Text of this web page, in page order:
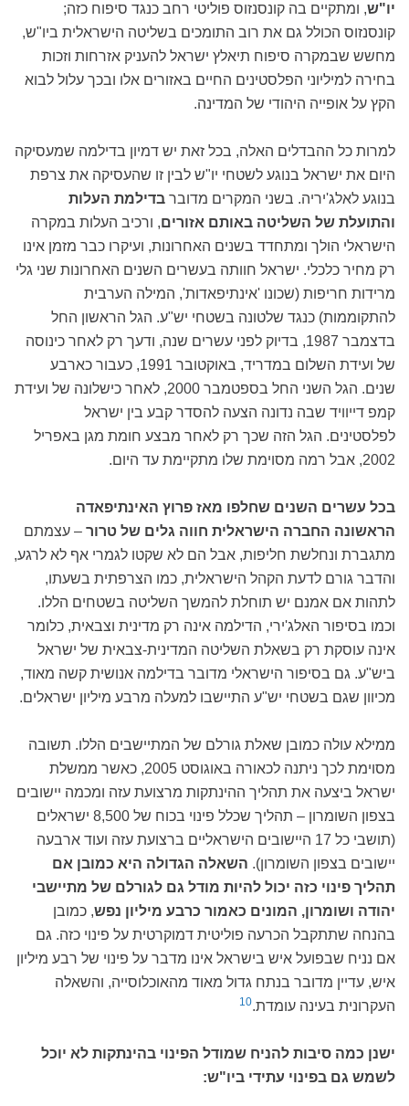
יו"ש, ומתקיים בה קונסנזוס פוליטי רחב כנגד סיפוח כזה;
קונסנזוס הכולל גם את רוב התומכים בשליטה הישראלית ביו"ש,
מחשש שבמקרה סיפוח תיאלץ ישראל להעניק אזרחות וזכות
בחירה למיליוני הפלסטינים החיים באזורים אלו ובכך עלול לבוא
הקץ על אופייה היהודי של המדינה.
למרות כל ההבדלים האלה, בכל זאת יש דמיון בדילמה שמעסיקה
היום את ישראל בנוגע לשטחי יו"ש לבין זו שהעסיקה את צרפת
בנוגע לאלג'יריה. בשני המקרים מדובר בדילמת העלות
והתועלת של השליטה באותם אזורים, ורכיב העלות במקרה
הישראלי הולך ומתחדד בשנים האחרונות, ועיקרו כבר מזמן אינו
רק מחיר כלכלי. ישראל חוותה בעשרים השנים האחרונות שני גלי
מרידות חריפות (שכונו 'אינתיפאדות', המילה הערבית
להתקוממות) כנגד שלטונה בשטחי יש"ע. הגל הראשון החל
בדצמבר 1987, בדיוק לפני עשרים שנה, ודעך רק לאחר כינוסה
של ועידת השלום במדריד, באוקטובר 1991, כעבור כארבע
שנים. הגל השני החל בספטמבר 2000, לאחר כישלונה של ועידת
קמפ דייוויד שבה נדונה הצעה להסדר קבע בין ישראל
לפלסטינים. הגל הזה שכך רק לאחר מבצע חומת מגן באפריל
2002, אבל רמה מסוימת שלו מתקיימת עד היום.
בכל עשרים השנים שחלפו מאז פרוץ האינתיפאדה
הראשונה החברה הישראלית חווה גלים של טרור – עצמתם
מתגברת ונחלשת חליפות, אבל הם לא שקטו לגמרי אף לא לרגע,
והדבר גורם לדעת הקהל הישראלית, כמו הצרפתית בשעתו,
לתהות אם אמנם יש תוחלת להמשך השליטה בשטחים הללו.
וכמו בסיפור האלג'ירי, הדילמה אינה רק מדינית וצבאית, כלומר
אינה עוסקת רק בשאלת השליטה המדינית-צבאית של ישראל
ביש"ע. גם בסיפור הישראלי מדובר בדילמה אנושית קשה מאוד,
מכיוון שגם בשטחי יש"ע התיישבו למעלה מרבע מיליון ישראלים.
ממילא עולה כמובן שאלת גורלם של המתיישבים הללו. תשובה
מסוימת לכך ניתנה לכאורה באוגוסט 2005, כאשר ממשלת
ישראל ביצעה את תהליך ההינתקות מרצועת עזה ומכמה יישובים
בצפון השומרון – תהליך שכלל פינוי בכוח של 8,500 ישראלים
(תושבי כל 17 היישובים הישראליים ברצועת עזה ועוד ארבעה
יישובים בצפון השומרון). השאלה הגדולה היא כמובן אם
תהליך פינוי כזה יכול להיות מודל גם לגורלם של מתיישבי
יהודה ושומרון, המונים כאמור כרבע מיליון נפש, כמובן
בהנחה שתתקבל הכרעה פוליטית דמוקרטית על פינוי כזה. גם
אם נניח שבפועל איש בישראל אינו מדבר על פינוי של רבע מיליון
איש, עדיין מדובר בנתח גדול מאוד מהאוכלוסייה, והשאלה
העקרונית בעינה עומדת.10
ישנן כמה סיבות להניח שמודל הפינוי בהינתקות לא יוכל
לשמש גם בפינוי עתידי ביו"ש: